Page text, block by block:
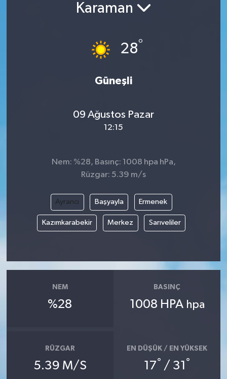
Karaman
28°
Güneşli
09 Ağustos Pazar
12:15
Nem: %28, Basınç: 1008 hpa hPa,
Rüzgar: 5.39 m/s
Ayrancı Başyayla Ermenek
Kazımkarabekir Merkez Sarıveliler
NEM
%28
BASINÇ
1008 HPA hpa
RÜZGAR
5.39 M/S
EN DÜŞÜK / EN YÜKSEK
17° / 31 °